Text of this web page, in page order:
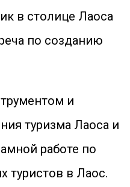
в столице Лаоса
по созданию
и
туризма Лаоса и
работе по
туристов в Лаос.